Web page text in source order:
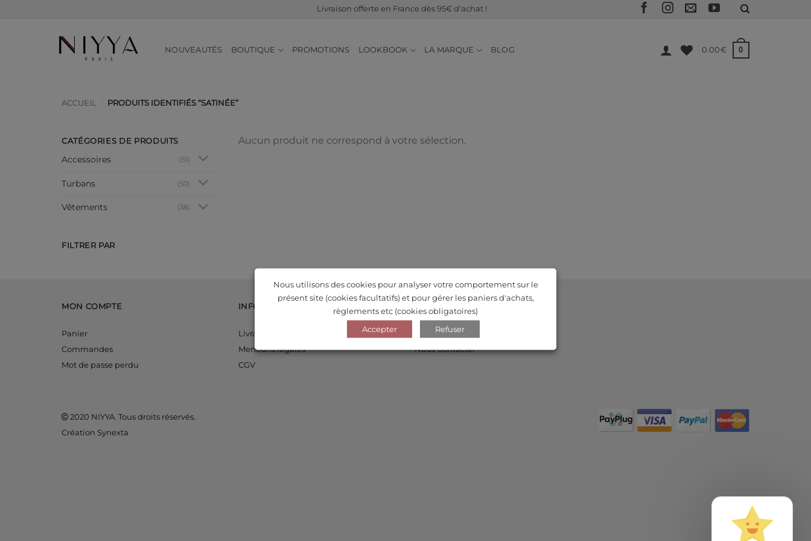
Livraison offerte en France dès 95€ d'achat !
NOUVEAUTÉS BOUTIQUE PROMOTIONS LOOKBOOK LA MARQUE BLOG 0.00€ 0
ACCUEIL PRODUITS IDENTIFIÉS “SATINÉE”
CATÉGORIES DE PRODUITS
Accessoires (51)
Turbans (50)
Vêtements (38)
FILTRER PAR
Aucun produit ne correspond à votre sélection.
MON COMPTE
Panier
Commandes
Mot de passe perdu
INFORMATIONS
Livraisons et retours
Mentions légales
CGV
A PROPOS
La marque
Nous Contacter
2020 NIYYA. Tous droits réservés.
Création Synexta
Nous utilisons des cookies pour analyser votre comportement sur le
présent site (cookies facultatifs) et pour gérer les paniers d'achats,
règlements etc (cookies obligatoires)
Accepter
Refuser